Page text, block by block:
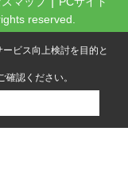
reserved.
ビス向上検討を目的と
確認ください。